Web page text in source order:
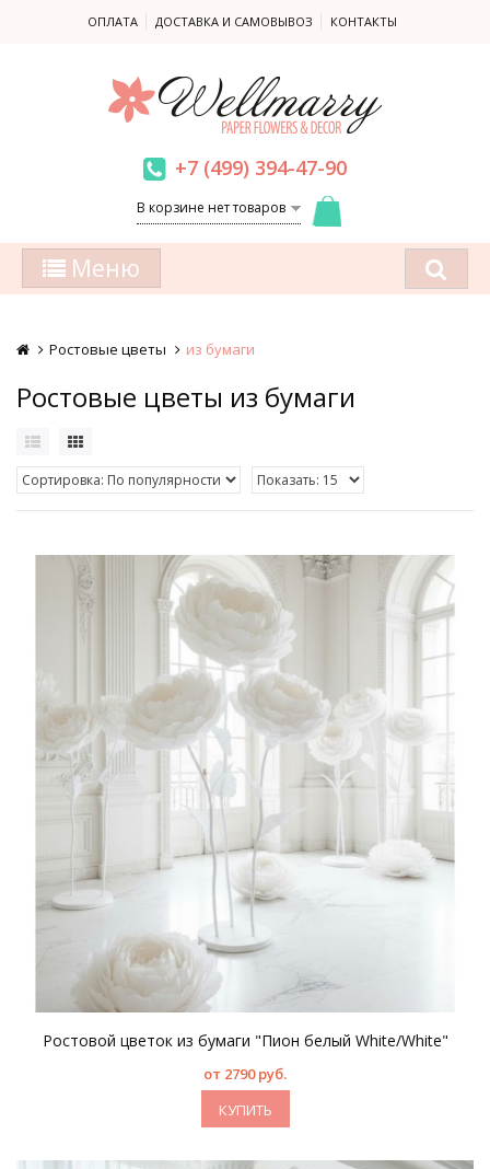
ОПЛАТА ДОСТАВКА И САМОВЫВОЗ КОНТАКТЫ
+7 (499) 394-47-90
В корзине нет товаров
Меню
Ростовые цветы из бумаги
Ростовые цветы из бумаги
Ростовой цветок из бумаги "Пион белый White/White"
от 2790 руб.
КУПИТЬ